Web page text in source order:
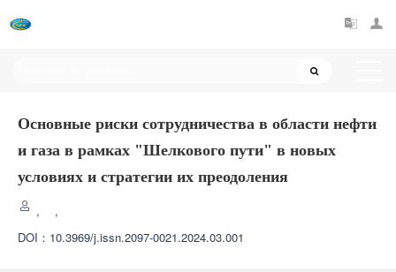
Основные риски сотрудничества в области нефти
и газа в рамках "Шелкового пути" в новых
условиях и стратегии их преодоления
,
,
DOI： 10.3969/j.issn.2097-0021.2024.03.001